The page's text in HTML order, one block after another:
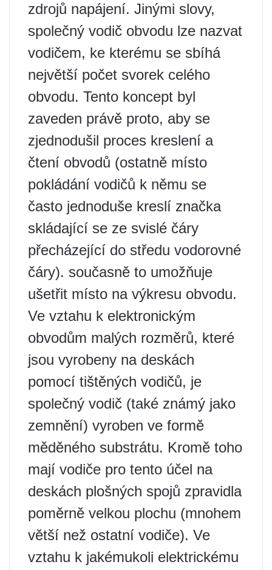
zdrojů napájení. Jinými slovy,
společný vodič obvodu lze nazvat
vodičem, ke kterému se sbíhá
největší počet svorek celého
obvodu. Tento koncept byl
zaveden právě proto, aby se
zjednodušil proces kreslení a
čtení obvodů (ostatně místo
pokládání vodičů k němu se
často jednoduše kreslí značka
skládající se ze svislé čáry
přecházející do středu vodorovné
čáry). současně to umožňuje
ušetřit místo na výkresu obvodu.
Ve vztahu k elektronickým
obvodům malých rozměrů, které
jsou vyrobeny na deskách
pomocí tištěných vodičů, je
společný vodič (také známý jako
zemnění) vyroben ve formě
měděného substrátu. Kromě toho
mají vodiče pro tento účel na
deskách plošných spojů zpravidla
poměrně velkou plochu (mnohem
větší než ostatní vodiče). Ve
vztahu k jakémukoli elektrickému